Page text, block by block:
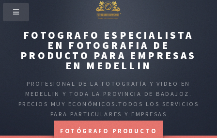
FOTOGRAFO ESPECIALISTA
EN FOTOGRAFIA DE
PRODUCTO PARA EMPRESAS
EN MEDELLIN
PROFESIONAL DE LA FOTOGRAFÍA Y VIDEO EN
MEDELLIN Y TODA LA PROVINCIA DE BADAJOZ.
PRECIOS MUY ECONÓMICOS.TODOS LOS SERVICIOS
PARA PARTICULARES Y EMPRESAS
FOTÓGRAFO PRODUCTO